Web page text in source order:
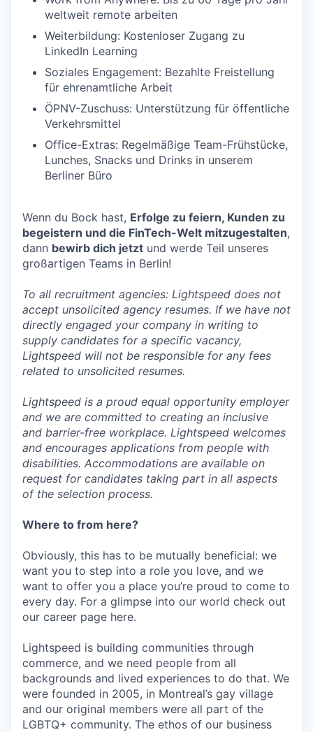
weltweit remote arbeiten
Weiterbildung: Kostenloser Zugang zu
LinkedIn Learning
Soziales Engagement: Bezahlte Freistellung
für ehrenamtliche Arbeit
ÖPNV-Zuschuss: Unterstützung für öffentliche
Verkehrsmittel
Office-Extras: Regelmäßige Team-Frühstücke,
Lunches, Snacks und Drinks in unserem
Berliner Büro
Wenn du Bock hast, Erfolge zu feiern, Kunden zu
begeistern und die FinTech-Welt mitzugestalten,
dann bewirb dich jetzt und werde Teil unseres
großartigen Teams in Berlin!
To all recruitment agencies: Lightspeed does not
accept unsolicited agency resumes. If we have not
directly engaged your company in writing to
supply candidates for a specific vacancy,
Lightspeed will not be responsible for any fees
related to unsolicited resumes.
Lightspeed is a proud equal opportunity employer
and we are committed to creating an inclusive
and barrier-free workplace. Lightspeed welcomes
and encourages applications from people with
disabilities. Accommodations are available on
request for candidates taking part in all aspects
of the selection process.
Where to from here?
Obviously, this has to be mutually beneficial: we
want you to step into a role you love, and we
want to offer you a place you’re proud to come to
every day. For a glimpse into our world check out
our career page here.
Lightspeed is building communities through
commerce, and we need people from all
backgrounds and lived experiences to do that. We
were founded in 2005, in Montreal’s gay village
and our original members were all part of the
LGBTQ+ community. The ethos of our business